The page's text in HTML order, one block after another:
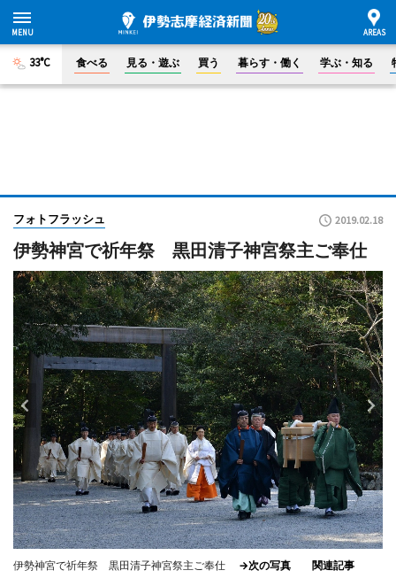
33°C 食べる 見る・遊ぶ 買う 暮らす・働く 学ぶ・知る
フォトフラッシュ 2019.02.18
伊勢神宮で祈年祭 黒田清子神宮祭主ご奉仕
伊勢神宮で祈年祭 黒田清子神宮祭主ご奉仕 →次の写真 関連記事